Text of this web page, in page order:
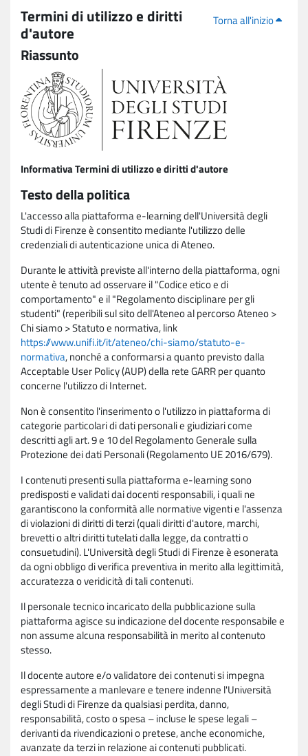
Torna all'inizio
Termini di utilizzo e diritti
d'autore
Riassunto
Informativa Termini di utilizzo e diritti d'autore
Testo della politica
L'accesso alla piattaforma e-learning dell'Università degli
Studi di Firenze è consentito mediante l'utilizzo delle
credenziali di autenticazione unica di Ateneo.
Durante le attività previste all'interno della piattaforma, ogni
utente è tenuto ad osservare il "Codice etico e di
comportamento" e il "Regolamento disciplinare per gli
studenti" (reperibili sul sito dell'Ateneo al percorso Ateneo >
Chi siamo > Statuto e normativa, link
https://www.unifi.it/it/ateneo/chi-siamo/statuto-e-
normativa, nonché a conformarsi a quanto previsto dalla
Acceptable User Policy (AUP) della rete GARR per quanto
concerne l'utilizzo di Internet.
Non è consentito l'inserimento o l'utilizzo in piattaforma di
categorie particolari di dati personali e giudiziari come
descritti agli art. 9 e 10 del Regolamento Generale sulla
Protezione dei dati Personali (Regolamento UE 2016/679).
I contenuti presenti sulla piattaforma e-learning sono
predisposti e validati dai docenti responsabili, i quali ne
garantiscono la conformità alle normative vigenti e l'assenza
di violazioni di diritti di terzi (quali diritti d'autore, marchi,
brevetti o altri diritti tutelati dalla legge, da contratti o
consuetudini). L'Università degli Studi di Firenze è esonerata
da ogni obbligo di verifica preventiva in merito alla legittimità,
accuratezza o veridicità di tali contenuti.
Il personale tecnico incaricato della pubblicazione sulla
piattaforma agisce su indicazione del docente responsabile e
non assume alcuna responsabilità in merito al contenuto
stesso.
Il docente autore e/o validatore dei contenuti si impegna
espressamente a manlevare e tenere indenne l'Università
degli Studi di Firenze da qualsiasi perdita, danno,
responsabilità, costo o spesa – incluse le spese legali –
derivanti da rivendicazioni o pretese, anche economiche,
avanzate da terzi in relazione ai contenuti pubblicati.